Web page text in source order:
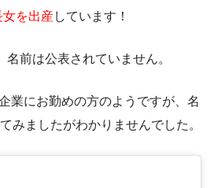
女を出産しています！
前は公表されていません。
業にお勤めの方のようですが、名
みましたがわかりませんでした。